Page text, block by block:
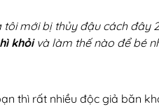
tôi mới bị thủy đậu cách
khỏivà làm thế nào để bé
thì rất nhiều độc giả băn